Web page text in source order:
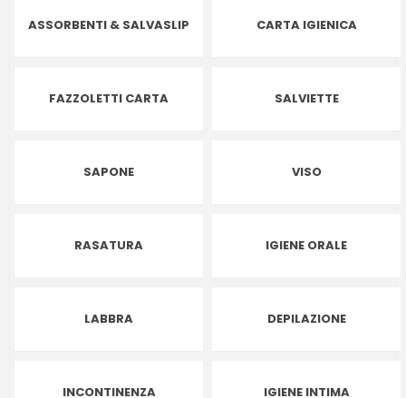
ASSORBENTI & SALVASLIP CARTA IGIENICA
FAZZOLETTI CARTA SALVIETTE
SAPONE VISO
RASATURA IGIENE ORALE
LABBRA DEPILAZIONE
INCONTINENZA IGIENE INTIMA